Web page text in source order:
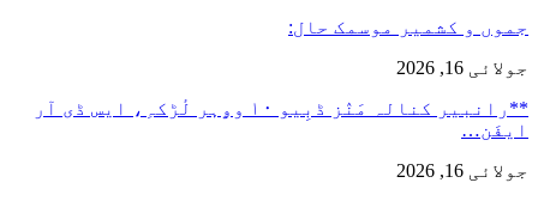
جموں و کشمیر موسمک حال:
جولائی 16, 2026
**رانبیر کنالہ مَنٛز ڈبِیو ۱۰ وۄہر لٔڑکہِ، ایس ڈی آر
ایفَن…
جولائی 16, 2026